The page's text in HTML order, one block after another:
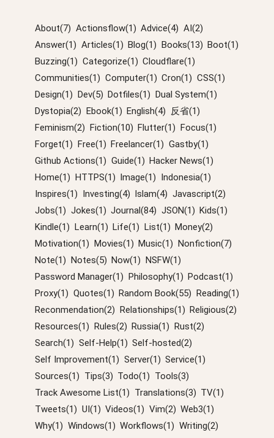
About(7) Actionsflow(1) Advice(4) AI(2)
Answer(1) Articles(1) Blog(1) Books(13) Boot(1)
Buzzing(1) Categorize(1) Cloudflare(1)
Communities(1) Computer(1) Cron(1) CSS(1)
Design(1) Dev(5) Dotfiles(1) Dual System(1)
Dystopia(2) Ebook(1) English(4)
反省(1)
Feminism(2) Fiction(10) Flutter(1) Focus(1)
Forget(1) Free(1) Freelancer(1) Gastby(1)
Github Actions(1) Guide(1) Hacker News(1)
Home(1) HTTPS(1) Image(1) Indonesia(1)
Inspires(1) Investing(4) Islam(4) Javascript(2)
Jobs(1) Jokes(1) Journal(84) JSON(1) Kids(1)
Kindle(1) Learn(1) Life(1) List(1) Money(2)
Motivation(1) Movies(1) Music(1) Nonfiction(7)
Note(1) Notes(5) Now(1) NSFW(1)
Password Manager(1) Philosophy(1) Podcast(1)
Proxy(1) Quotes(1) Random Book(55) Reading(1)
Reconmendation(2) Relationships(1) Religious(2)
Resources(1) Rules(2) Russia(1) Rust(2)
Search(1) Self-Help(1) Self-hosted(2)
Self Improvement(1) Server(1) Service(1)
Sources(1) Tips(3) Todo(1) Tools(3)
Track Awesome List(1) Translations(3) TV(1)
Tweets(1) UI(1) Videos(1) Vim(2) Web3(1)
Why(1) Windows(1) Workflows(1) Writing(2)